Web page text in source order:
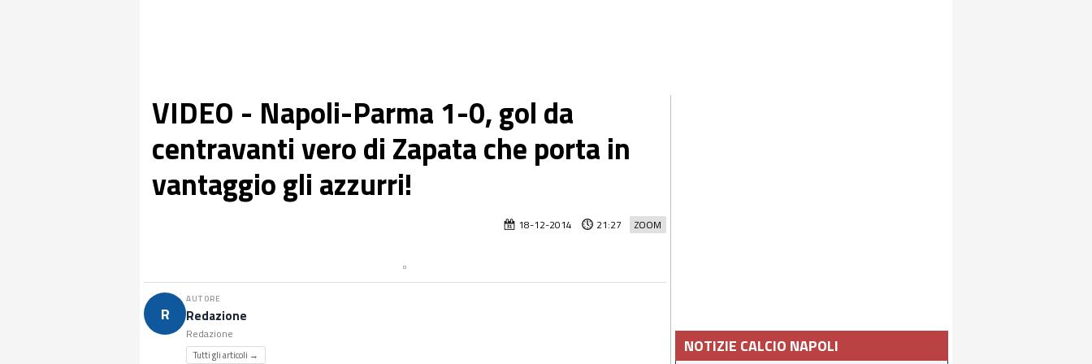
VIDEO - Napoli-Parma 1-0, gol da
centravanti vero di Zapata che porta in
vantaggio gli azzurri!
ZOOM
18-12-2014 21:27
R
AUTORE
Redazione
Redazione
Tutti gli articoli → NOTIZIE CALCIO NAPOLI